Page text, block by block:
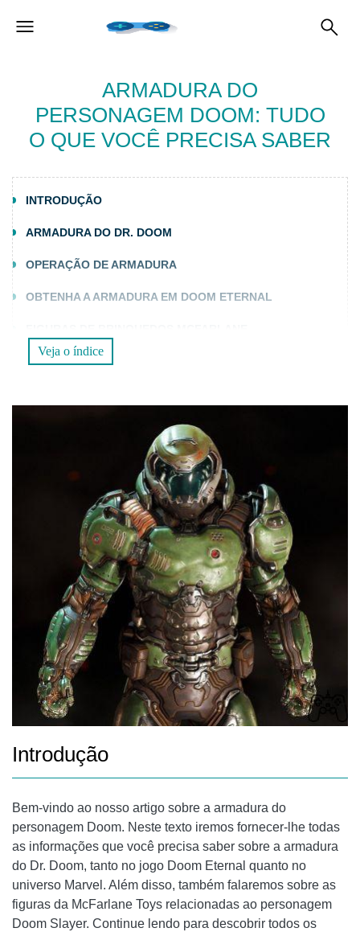
ARMADURA DO
PERSONAGEM DOOM: TUDO
O QUE VOCÊ PRECISA SABER
INTRODUÇÃO
ARMADURA DO DR. DOOM
OPERAÇÃO DE ARMADURA
OBTENHA A ARMADURA EM DOOM ETERNAL
PERGUNTAS FREQUENTES
2. QUAL É A DIFERENÇA ENTRE A ARMADURA DO DR.
DOOM NOS QUADRINHOS E NO JOGO DOOM ETERNAL?
Veja o índice
Introdução
Bem-vindo ao nosso artigo sobre a armadura do
personagem Doom. Neste texto iremos fornecer-lhe todas
as informações que você precisa saber sobre a armadura
do Dr. Doom, tanto no jogo Doom Eternal quanto no
universo Marvel. Além disso, também falaremos sobre as
figuras da McFarlane Toys relacionadas ao personagem
Doom Slayer. Continue lendo para descobrir todos os